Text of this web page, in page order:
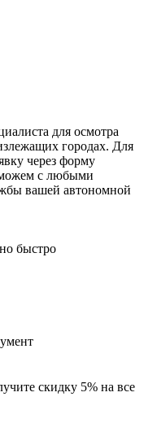
для осмотра
городах. Для
через форму
с любыми
вашей автономной
быстро
скидку 5% на все